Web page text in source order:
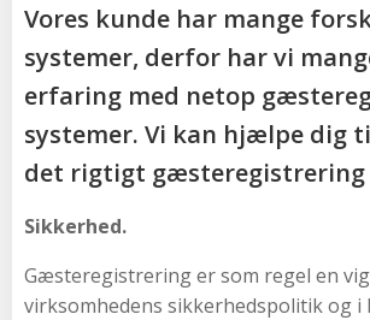
Vores kunde har mange
systemer, derfor har vi
erfaring med netop
systemer. Vi kan hjælpe dig
det rigtigt gæsteregistrering
Sikkerhed.
Gæsteregistrering er som regel en
virksomhedens sikkerhedspolitik og i